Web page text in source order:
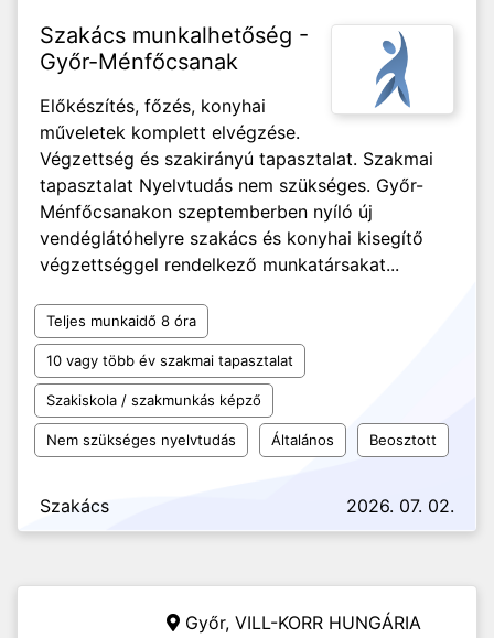
Szakács munkalhetőség -
Győr-Ménfőcsanak
Előkészítés, főzés, konyhai
műveletek komplett elvégzése.
Végzettség és szakirányú tapasztalat. Szakmai
tapasztalat Nyelvtudás nem szükséges. Győr-
Ménfőcsanakon szeptemberben nyíló új
vendéglátóhelyre szakács és konyhai kisegítő
végzettséggel rendelkező munkatársakat...
Teljes munkaidő 8 óra
10 vagy több év szakmai tapasztalat
Szakiskola / szakmunkás képző
Nem szükséges nyelvtudás Általános Beosztott
Szakács 2026. 07. 02.
Győr, VILL-KORR HUNGÁRIA